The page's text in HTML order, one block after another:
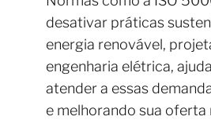
desativar práticas
energia renovável,
engenharia elétrica,
atender a essas
e melhorando sua oferta